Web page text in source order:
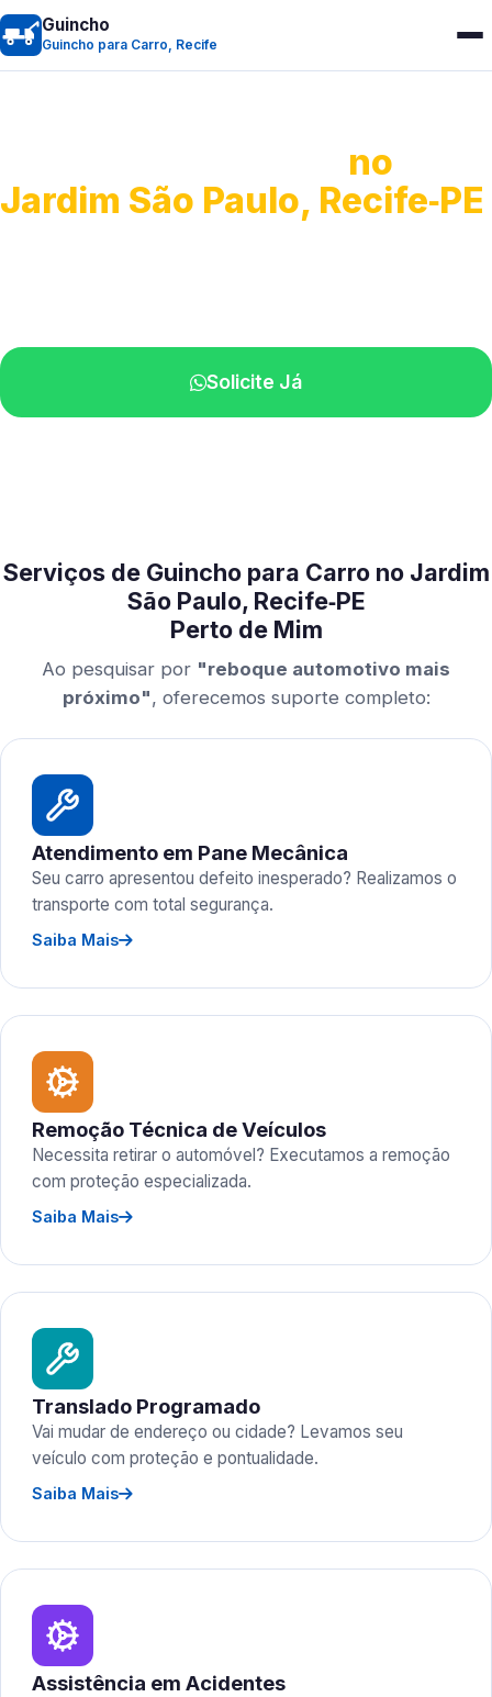
Guincho
Guincho para Carro, Recife
no
Jardim São Paulo, Recife‑PE
Solicite Já
Serviços de Guincho para Carro no Jardim
São Paulo, Recife‑PE
Perto de Mim
Ao pesquisar por "reboque automotivo mais
próximo", oferecemos suporte completo:
Atendimento em Pane Mecânica
Seu carro apresentou defeito inesperado? Realizamos o
transporte com total segurança.
Saiba Mais
Remoção Técnica de Veículos
Necessita retirar o automóvel? Executamos a remoção
com proteção especializada.
Saiba Mais
Translado Programado
Vai mudar de endereço ou cidade? Levamos seu
veículo com proteção e pontualidade.
Saiba Mais
Assistência em Acidentes